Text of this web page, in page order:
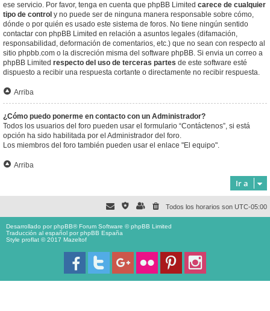
ese servicio. Por favor, tenga en cuenta que phpBB Limited carece de cualquier
tipo de control y no puede ser de ninguna manera responsable sobre cómo,
dónde o por quién es usado este sistema de foros. No tiene ningún sentido
contactar con phpBB Limited en relación a asuntos legales (difamación,
responsabilidad, deformación de comentarios, etc.) que no sean con respecto al
sitio phpbb.com o la discreción misma del software phpBB. Si envia un correo a
phpBB Limited respecto del uso de terceras partes de este software esté
dispuesto a recibir una respuesta cortante o directamente no recibir respuesta.
Arriba
¿Cómo puedo ponerme en contacto con un Administrador?
Todos los usuarios del foro pueden usar el formulario “Contáctenos”, si está
opción ha sido habilitada por el Administrador del foro.
Los miembros del foro también pueden usar el enlace "El equipo".
Arriba
Ir a
Todos los horarios son UTC-05:00
Desarrollado porphpBB® Forum Software © phpBB Limited
Traducción al español porphpBB España
Style proflat © 2017 Mazeltof